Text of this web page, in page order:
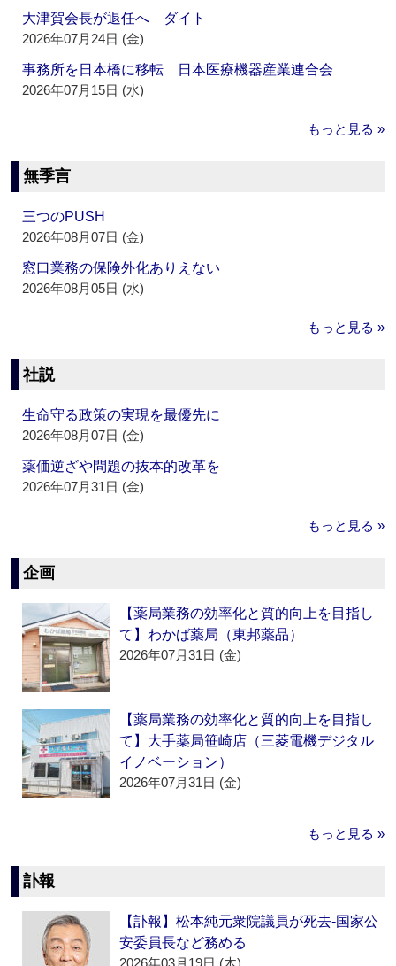
大津賀会長が退任へ ダイト
2026年07月24日 (金)
事務所を日本橋に移転 日本医療機器産業連合会
2026年07月15日 (水)
もっと見る »
無季言
三つのPUSH
2026年08月07日 (金)
窓口業務の保険外化ありえない
2026年08月05日 (水)
もっと見る »
社説
生命守る政策の実現を最優先に
2026年08月07日 (金)
薬価逆ざや問題の抜本的改革を
2026年07月31日 (金)
もっと見る »
企画
【薬局業務の効率化と質的向上を目指し
て】わかば薬局（東邦薬品）
2026年07月31日 (金)
【薬局業務の効率化と質的向上を目指し
て】大手薬局笹崎店（三菱電機デジタル
イノベーション）
2026年07月31日 (金)
もっと見る »
訃報
【訃報】松本純元衆院議員が死去‐国家公
安委員長など務める